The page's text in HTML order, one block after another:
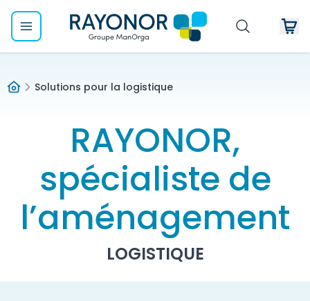
Solutions pour la logistique
RAYONOR,
spécialiste de
l’aménagement
LOGISTIQUE